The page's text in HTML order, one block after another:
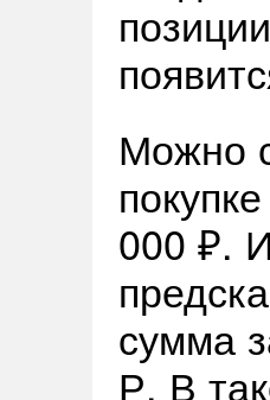
Можно
000 ₽.
сумма
Р. В